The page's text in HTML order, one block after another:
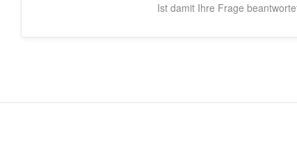
Ist damit Ihre Frage